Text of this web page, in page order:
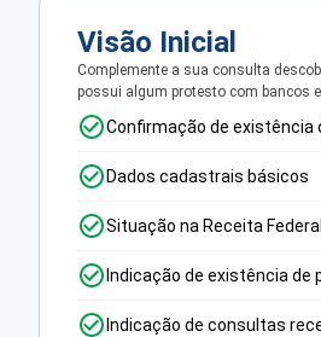
Visão Inicial
Complemente a sua consulta
possui algum protesto com bancos
Confirmação de existência
Dados cadastrais básicos
Situação na Receita Federal
Indicação de existência de
Indicação de consultas